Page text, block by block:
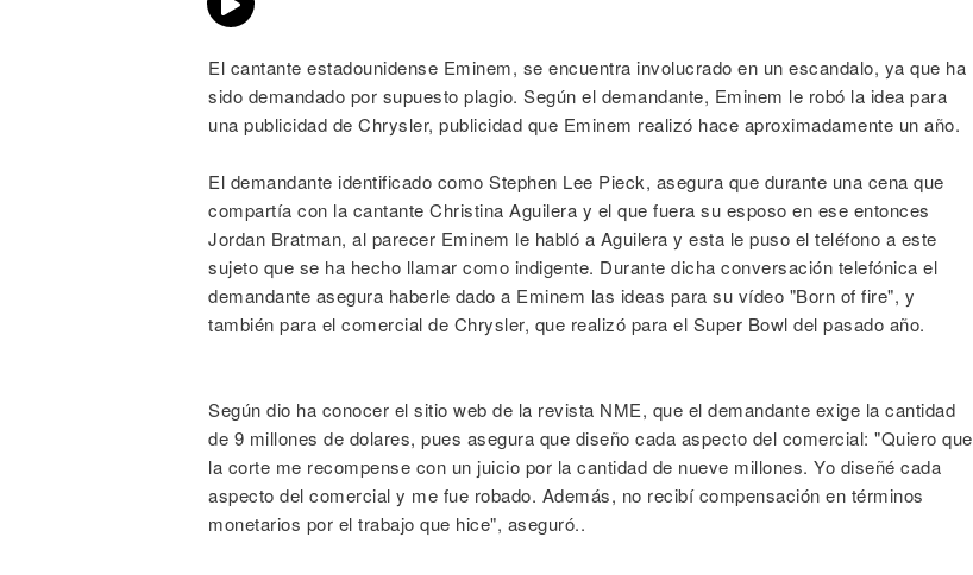
El cantante estadounidense Eminem, se encuentra involucrado en un escandalo, ya que ha
sido demandado por supuesto plagio. Según el demandante, Eminem le robó la idea para
una publicidad de Chrysler, publicidad que Eminem realizó hace aproximadamente un año.
El demandante identificado como Stephen Lee Pieck, asegura que durante una cena que
compartía con la cantante Christina Aguilera y el que fuera su esposo en ese entonces
Jordan Bratman, al parecer Eminem le habló a Aguilera y esta le puso el teléfono a este
sujeto que se ha hecho llamar como indigente. Durante dicha conversación telefónica el
demandante asegura haberle dado a Eminem las ideas para su vídeo "Born of fire", y
también para el comercial de Chrysler, que realizó para el Super Bowl del pasado año.
Según dio ha conocer el sitio web de la revista NME, que el demandante exige la cantidad
de 9 millones de dolares, pues asegura que diseño cada aspecto del comercial: "Quiero que
la corte me recompense con un juicio por la cantidad de nueve millones. Yo diseñé cada
aspecto del comercial y me fue robado. Además, no recibí compensación en términos
monetarios por el trabajo que hice", aseguró..